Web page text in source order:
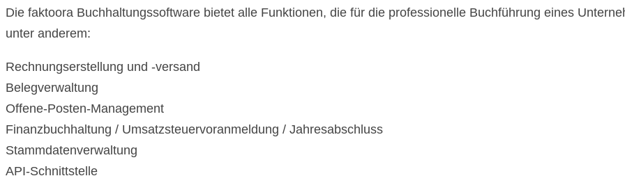
Die faktoora Buchhaltungssoftware bietet alle Funktionen, die für die professionelle Buchführung eines
unter anderem:
Rechnungserstellung und -versand
Belegverwaltung
Offene-Posten-Management
Finanzbuchhaltung / Umsatzsteuervoranmeldung / Jahresabschluss
Stammdatenverwaltung
API-Schnittstelle